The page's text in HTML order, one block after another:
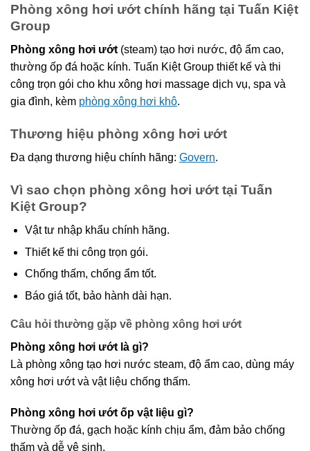
Phòng xông hơi ướt chính hãng tại Tuấn Kiệt
Group
Phòng xông hơi ướt(steam) tạo hơi nước, độ ẩm cao,
thường ốp đá hoặc kính. Tuấn Kiệt Group thiết kế và thi
công trọn gói cho khu xông hơi massage dịch vụ, spa và
gia đình, kèm phòng xông hơi khô.
Thương hiệu phòng xông hơi ướt
Đa dạng thương hiệu chính hãng: Govern.
Vì sao chọn phòng xông hơi ướt tại Tuấn
Kiệt Group?
Vật tư nhập khẩu chính hãng.
Thiết kế thi công trọn gói.
Chống thấm, chống ẩm tốt.
Báo giá tốt, bảo hành dài hạn.
Câu hỏi thường gặp về phòng xông hơi ướt
Phòng xông hơi ướt là gì?
Là phòng xông tạo hơi nước steam, độ ẩm cao, dùng máy
xông hơi ướt và vật liệu chống thấm.
Phòng xông hơi ướt ốp vật liệu gì?
Thường ốp đá, gạch hoặc kính chịu ẩm, đảm bảo chống
thấm và dễ vệ sinh.